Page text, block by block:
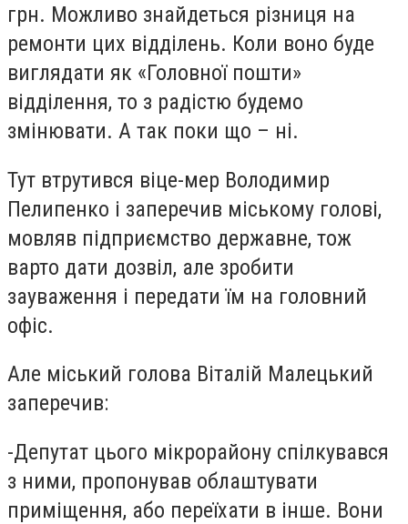
грн. Можливо знайдеться різниця на
ремонти цих відділень. Коли воно буде
виглядати як «Головної пошти»
відділення, то з радістю будемо
змінювати. А так поки що – ні.
Тут втрутився віце-мер Володимир
Пелипенко і заперечив міському голові,
мовляв підприємство державне, тож
варто дати дозвіл, але зробити
зауваження і передати їм на головний
офіс.
Але міський голова Віталій Малецький
заперечив:
-Депутат цього мікрорайону спілкувався
з ними, пропонував облаштувати
приміщення, або переїхати в інше. Вони